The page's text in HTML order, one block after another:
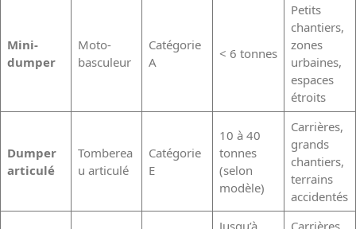
Mini-
dumper
Moto-
basculeur
Catégorie
A
< 6 tonnes
Petits
chantiers,
zones
urbaines,
espaces
étroits
Dumper
articulé
Tomberea
u articulé
Catégorie
E
10 à 40
tonnes
(selon
modèle)
Carrières,
grands
chantiers,
terrains
accidentés
Jusqu’à
Carrières,